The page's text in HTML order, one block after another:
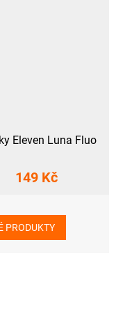
Eleven Luna Fluo
149 Kč
PRODUKTY